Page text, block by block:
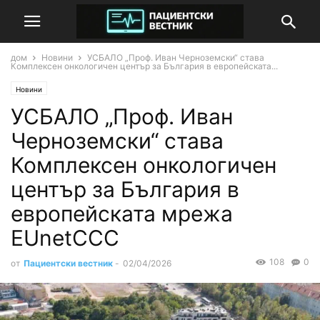
дом Новини
УСБАЛО „Проф. Иван Черноземски“ става
Комплексен онкологичен център за България в европейската...
Новини
УСБАЛО „Проф. Иван
Черноземски“ става
Комплексен онкологичен
център за България в
европейската мрежа
EUnetCCC
от Пациентски вестник - 02/04/2026 0
108